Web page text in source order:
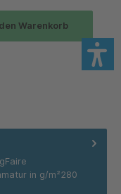
Warenkorb
in g/m²280